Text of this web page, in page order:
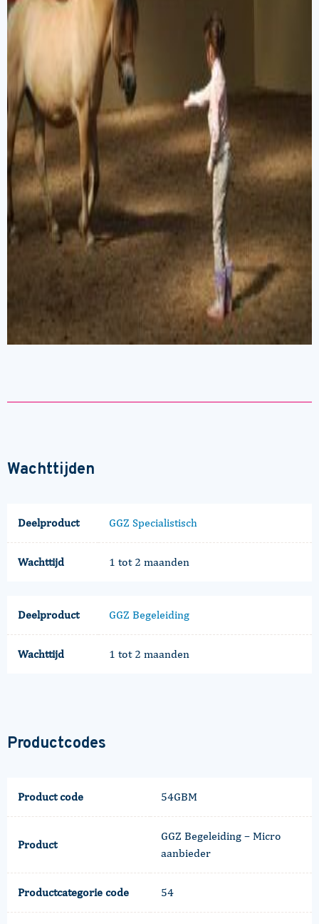
Wachttijden
Deelproduct GGZ Specialistisch
Wachttijd 1 tot 2 maanden
Deelproduct GGZ Begeleiding
Wachttijd 1 tot 2 maanden
Productcodes
Product code 54GBM
Product
GGZ Begeleiding – Micro
aanbieder
Productcategorie code 54